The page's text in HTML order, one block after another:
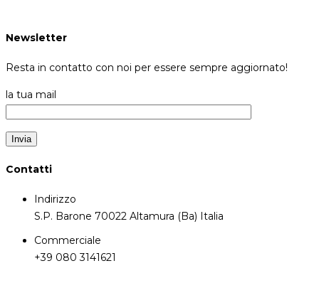
Newsletter
Resta in contatto con noi per essere sempre aggiornato!
la tua mail
Contatti
Indirizzo
S.P. Barone 70022 Altamura (Ba) Italia
Commerciale
+39 080 3141621